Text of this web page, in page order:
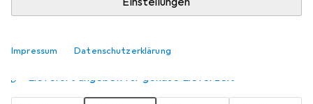
Impressum Datenschutzerklärung
Mehr als 10 Stück an Lager beim Lieferanten
Lieferort angeben für genaue Lieferzeit